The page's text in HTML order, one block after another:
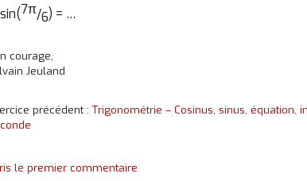
sin(7π/6) = …
courage,
Jeuland
précédent : Trigonométrie – Cosinus, sinus, équation,
le premier commentaire